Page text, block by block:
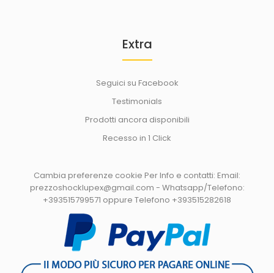
Extra
Seguici su Facebook
Testimonials
Prodotti ancora disponibili
Recesso in 1 Click
Cambia preferenze cookie Per Info e contatti: Email:
prezzoshocklupex@gmail.com - Whatsapp/Telefono:
+393515799571 oppure Telefono +393515282618